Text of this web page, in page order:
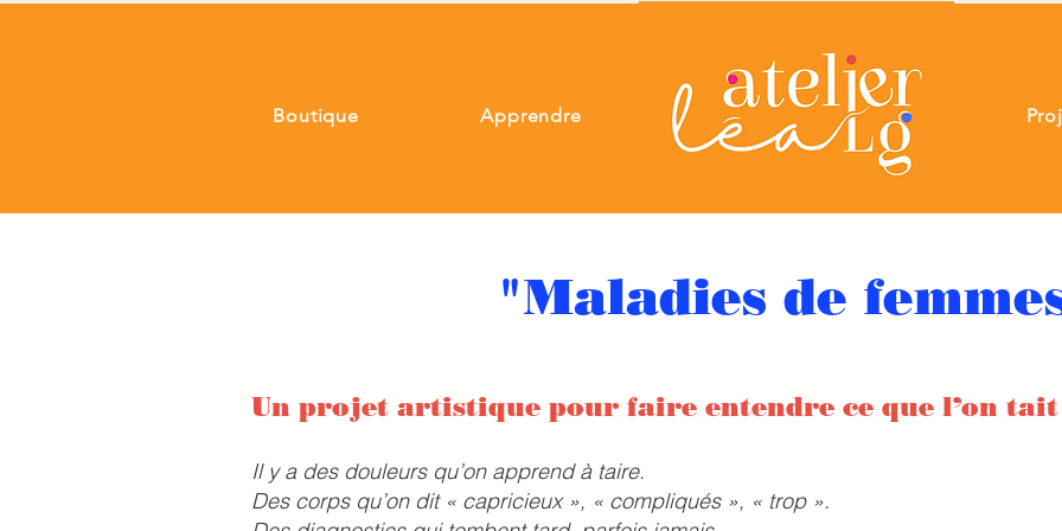
Boutique Apprendre
"Maladies de
Un projet artistique pour faire entendre ce que l’on tait
Il y a des douleurs qu’on apprend à taire.
Des corps qu’on dit « capricieux », « compliqués », « trop ».